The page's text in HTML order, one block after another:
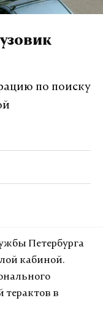
по поиску
Петербурга
кабиной.
терактов в